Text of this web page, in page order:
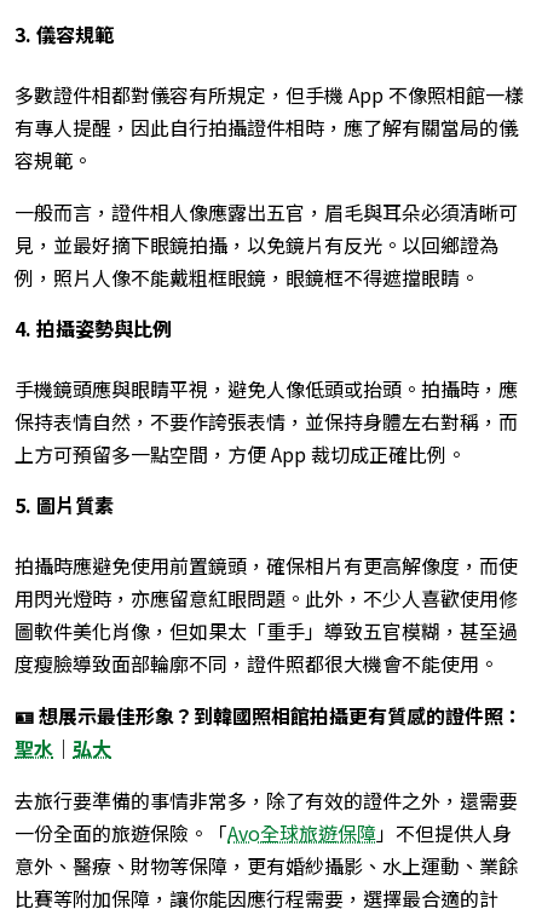
3. 儀容規範
多數證件相都對儀容有所規定，但手機 App 不像照相館一樣
有專人提醒，因此自行拍攝證件相時，應了解有關當局的儀
容規範。
一般而言，證件相人像應露出五官，眉毛與耳朵必須清晰可
見，並最好摘下眼鏡拍攝，以免鏡片有反光。以回鄉證為
例，照片人像不能戴粗框眼鏡，眼鏡框不得遮擋眼睛。
4. 拍攝姿勢與比例
手機鏡頭應與眼睛平視，避免人像低頭或抬頭。拍攝時，應
保持表情自然，不要作誇張表情，並保持身體左右對稱，而
上方可預留多一點空間，方便 App 裁切成正確比例。
5. 圖片質素
拍攝時應避免使用前置鏡頭，確保相片有更高解像度，而使
用閃光燈時，亦應留意紅眼問題。此外，不少人喜歡使用修
圖軟件美化肖像，但如果太「重手」導致五官模糊，甚至過
度瘦臉導致面部輪廓不同，證件照都很大機會不能使用。
🪪 想展示最佳形象？到韓國照相館拍攝更有質感的證件照：
聖水 ｜ 弘大
去旅行要準備的事情非常多，除了有效的證件之外，還需要
一份全面的旅遊保險。「Avo全球旅遊保障」不但提供人身
意外、醫療、財物等保障，更有婚紗攝影、水上運動、業餘
比賽等附加保障，讓你能因應行程需要，選擇最合適的計